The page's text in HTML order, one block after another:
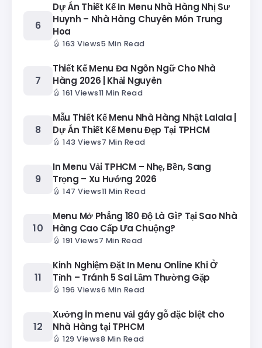
Dự Án Thiết Kế In Menu Nhà Hàng Nhị Sư
Huynh – Nhà Hàng Chuyên Món Trung
Hoa
163 Views5 Min Read
Thiết Kế Menu Đa Ngôn Ngữ Cho Nhà
Hàng 2026 | Khải Nguyên
161 Views11 Min Read
Mẫu Thiết Kế Menu Nhà Hàng Nhật Lalala |
Dự Án Thiết Kế Menu Đẹp Tại TPHCM
143 Views7 Min Read
In Menu Vải TPHCM – Nhẹ, Bền, Sang
Trọng – Xu Hướng 2026
147 Views11 Min Read
Menu Mở Phẳng 180 Độ Là Gì? Tại Sao Nhà
Hàng Cao Cấp Ưa Chuộng?
191 Views7 Min Read
Kinh Nghiệm Đặt In Menu Online Khi Ở
Tỉnh – Tránh 5 Sai Lầm Thường Gặp
196 Views6 Min Read
Xưởng in menu vải gáy gỗ đặc biệt cho
Nhà Hàng tại TPHCM
129 Views8 Min Read